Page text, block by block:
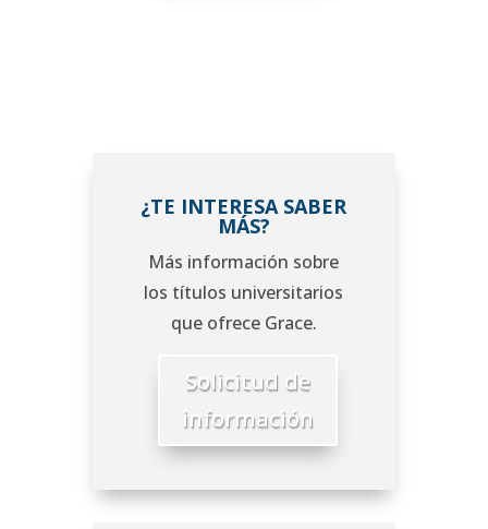
¿TE INTERESA SABER
MÁS?
Más información sobre
los títulos universitarios
que ofrece Grace.
Solicitud de
información